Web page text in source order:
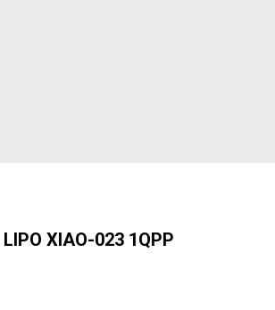
XIAO-023 1QPP